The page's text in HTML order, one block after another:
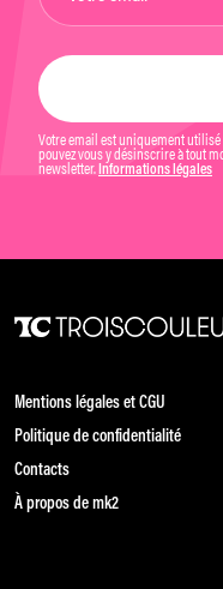
Votre email est uniquement
pouvez vous y désinscrire à tout
newsletter. Informations légales
Mentions légales et CGU
Politique de confidentialité
Contacts
À propos de mk2